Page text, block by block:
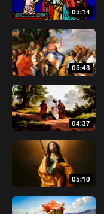
05:14
05:43
04:37
05:10